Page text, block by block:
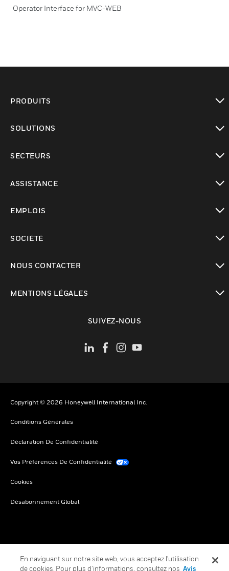
Operator Interface for MVC-WEB
PRODUITS
SOLUTIONS
SECTEURS
ASSISTANCE
EMPLOIS
SOCIÉTÉ
NOUS CONTACTER
MENTIONS LÉGALES
SUIVEZ-NOUS
Copyright © 2026 Honeywell International Inc.
Conditions Générales
Déclaration De Confidentialité
Vos Préférences De Confidentialité
Cookies
Désabonnement Global
En naviguant sur notre site web, vous acceptez l'utilisation
de cookies. Pour plus d’informations, consultez nos Avis